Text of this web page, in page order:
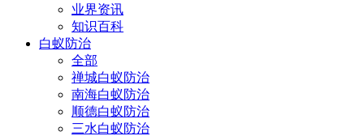
业界资讯
知识百科
白蚁防治
全部
禅城白蚁防治
南海白蚁防治
顺德白蚁防治
三水白蚁防治